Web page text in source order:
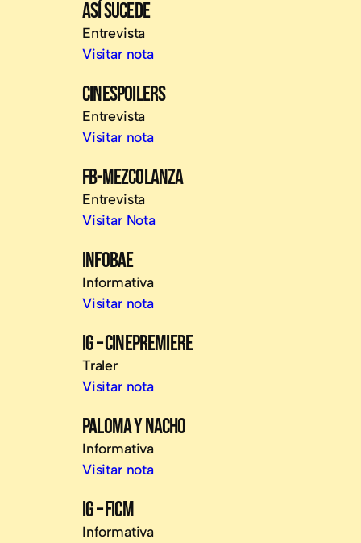
ASÍ SUCEDE
Entrevista
Visitar nota
CINESPOILERS
Entrevista
Visitar nota
FB-MEZCOLANZA
Entrevista
Visitar Nota
INFOBAE
Informativa
Visitar nota
IG – CINEPREMIERE
Traler
Visitar nota
PALOMA Y NACHO
Informativa
Visitar nota
IG – FICM
Informativa